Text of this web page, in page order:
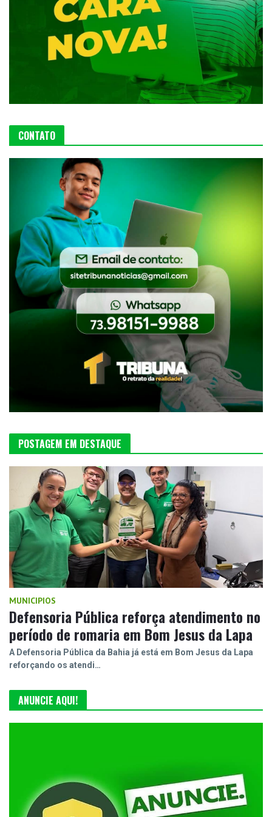
CONTATO
POSTAGEM EM DESTAQUE
MUNICIPIOS
Defensoria Pública reforça atendimento no
período de romaria em Bom Jesus da Lapa
A Defensoria Pública da Bahia já está em Bom Jesus da Lapa
reforçando os atendi…
ANUNCIE AQUI!